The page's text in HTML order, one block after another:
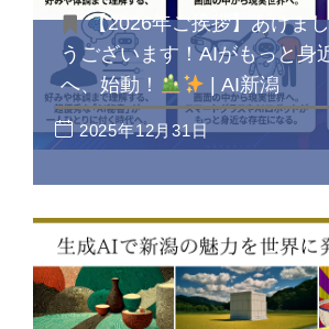
【2026年ご挨拶】あけま
うございます！AIがもっと身
へ、始動！
| AI新潟
2025年12月31日